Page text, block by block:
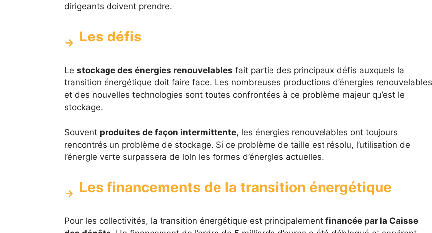
dirigeants doivent prendre.
Les défis
Le stockage des énergies renouvelables fait partie des principaux défis auxquels la
transition énergétique doit faire face. Les nombreuses productions d’énergies renouvelables
et des nouvelles technologies sont toutes confrontées à ce problème majeur qu’est le
stockage.
Souvent produites de façon intermittente, les énergies renouvelables ont toujours
rencontrés un problème de stockage. Si ce problème de taille est résolu, l’utilisation de
l’énergie verte surpassera de loin les formes d’énergies actuelles.
Les financements de la transition énergétique
Pour les collectivités, la transition énergétique est principalement financée par la Caisse